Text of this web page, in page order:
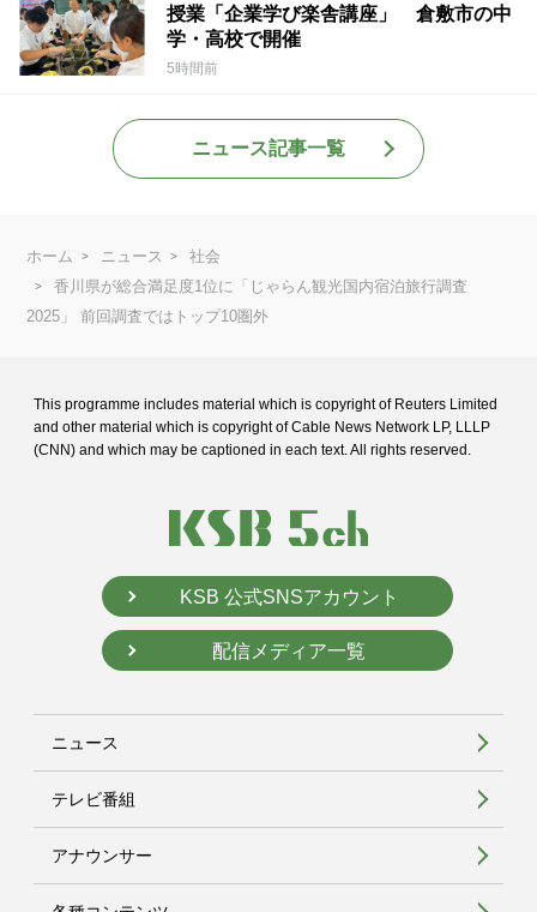
授業「企業学び楽舎講座」 倉敷市の中
学・高校で開催
5時間前
ニュース記事一覧
ホーム ニュース
社会
香川県が総合満足度1位に「じゃらん観光国内宿泊旅行調査
2025」 前回調査ではトップ10圏外
This programme includes material which is copyright of Reuters Limited
and other material which is copyright of Cable News Network LP, LLLP
(CNN) and which may be captioned in each text. All rights reserved.
KSB 公式SNSアカウント
配信メディア一覧
ニュース
テレビ番組
アナウンサー